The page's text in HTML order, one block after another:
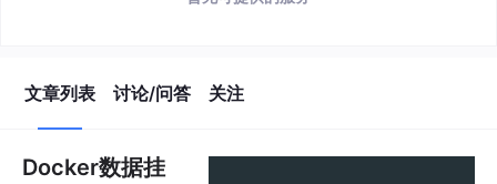
文章列表 讨论/问答 关注
Docker数据挂